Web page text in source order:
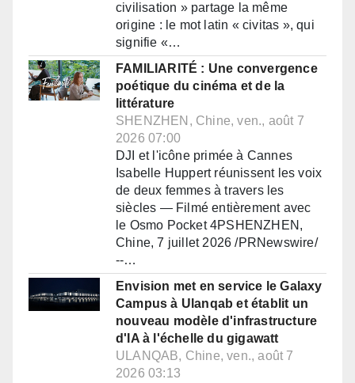
civilisation » partage la même
origine : le mot latin « civitas », qui
signifie «…
FAMILIARITÉ : Une convergence
poétique du cinéma et de la
littérature
SHENZHEN, Chine, ven., août 7
2026 07:00
DJI et l'icône primée à Cannes
Isabelle Huppert réunissent les voix
de deux femmes à travers les
siècles — Filmé entièrement avec
le Osmo Pocket 4PSHENZHEN,
Chine, 7 juillet 2026 /PRNewswire/
--…
Envision met en service le Galaxy
Campus à Ulanqab et établit un
nouveau modèle d'infrastructure
d'IA à l'échelle du gigawatt
ULANQAB, Chine, ven., août 7
2026 03:13